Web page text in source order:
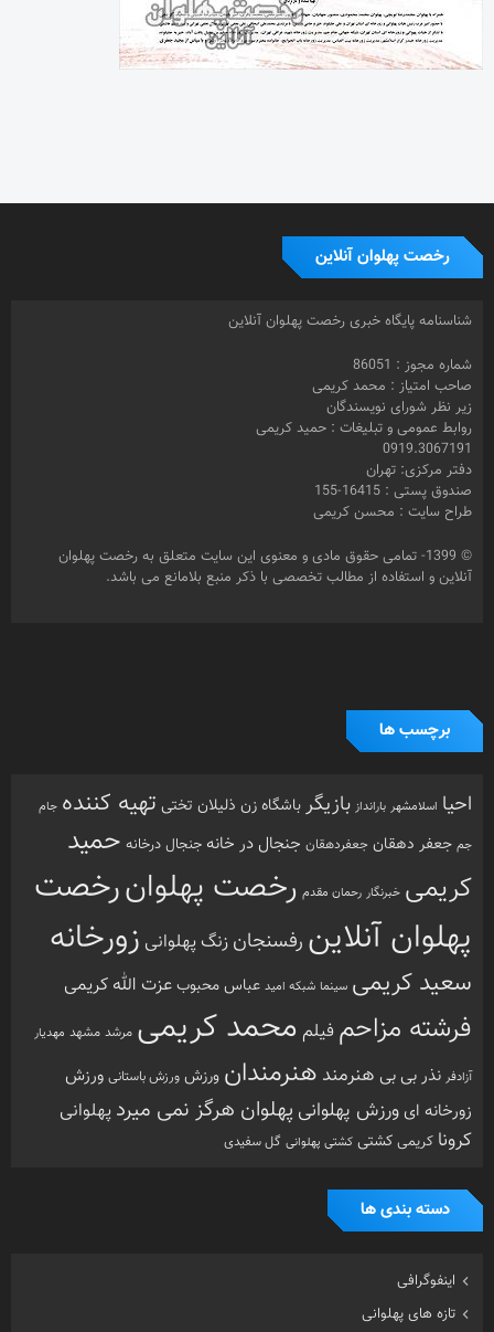
رخصت پهلوان آنلاین
شناسنامه پایگاه خبری رخصت پهلوان آنلاین
شماره مجوز : 86051
صاحب امتیاز : محمد کریمی
زیر نظر شورای نویسندگان
روابط عمومی و تبلیغات : حمید کریمی
0919.3067191
دفتر مرکزی: تهران
صندوق پستی : 16415-155
طراح سایت : محسن کریمی
© 1399- تمامی حقوق مادی و معنوی این سایت متعلق به رخصت پهلوان
آنلاین و استفاده از مطالب تخصصی با ذکر منبع بلامانع می باشد.
برچسب ها
احیا اسلامشهر بارانداز بازیگرباشگاه زن ذلیلان تختی تهیه کننده جام
جم جعفر دهقان جعفردهقان جنجال در خانه جنجال درخانه حمید
کریمی خبرنگار رحمان مقدم رخصت پهلوانرخصت
پهلوان آنلاین رفسنجان زنگ پهلوانی زورخانه
سعید کریمی سینما شبکه امید عباس محبوبعزت الله کریمی
فرشته مزاحمفیلم محمد کریمی مرشد مشهد مهدیار
آزادفر نذر بی بی هنرمند هنرمندان ورزش ورزش باستانی ورزش
زورخانه ای ورزش پهلوانی پهلوان هرگز نمی میرد پهلوانی
کرونا کریمی کشتی کشتی پهلوانی گل سفیدی
دسته بندی ها
اینفوگرافی
تازه های پهلوانی